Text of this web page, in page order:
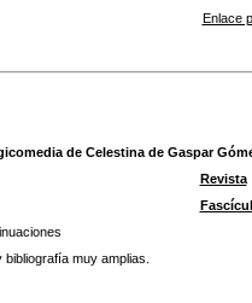
Enlace
de Celestina de Gaspar
Revista
muy amplias.